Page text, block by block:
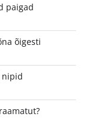
paigad
õigesti
nipid